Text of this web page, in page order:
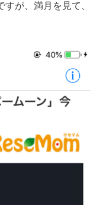
が、満月を見て、